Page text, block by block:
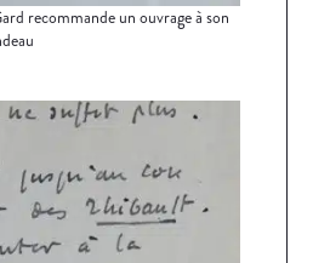
recommande un ouvrage à son